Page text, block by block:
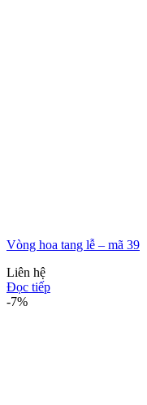
Vòng hoa tang lễ – mã 39
Liên hệ
Đọc tiếp
-7%